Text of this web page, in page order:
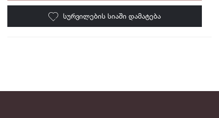
ᲡᲣᲠᲕᲘᲚᲔᲑᲘᲡ ᲡᲘᲐᲨᲘ ᲓᲐᲛᲐᲢᲔᲑᲐ